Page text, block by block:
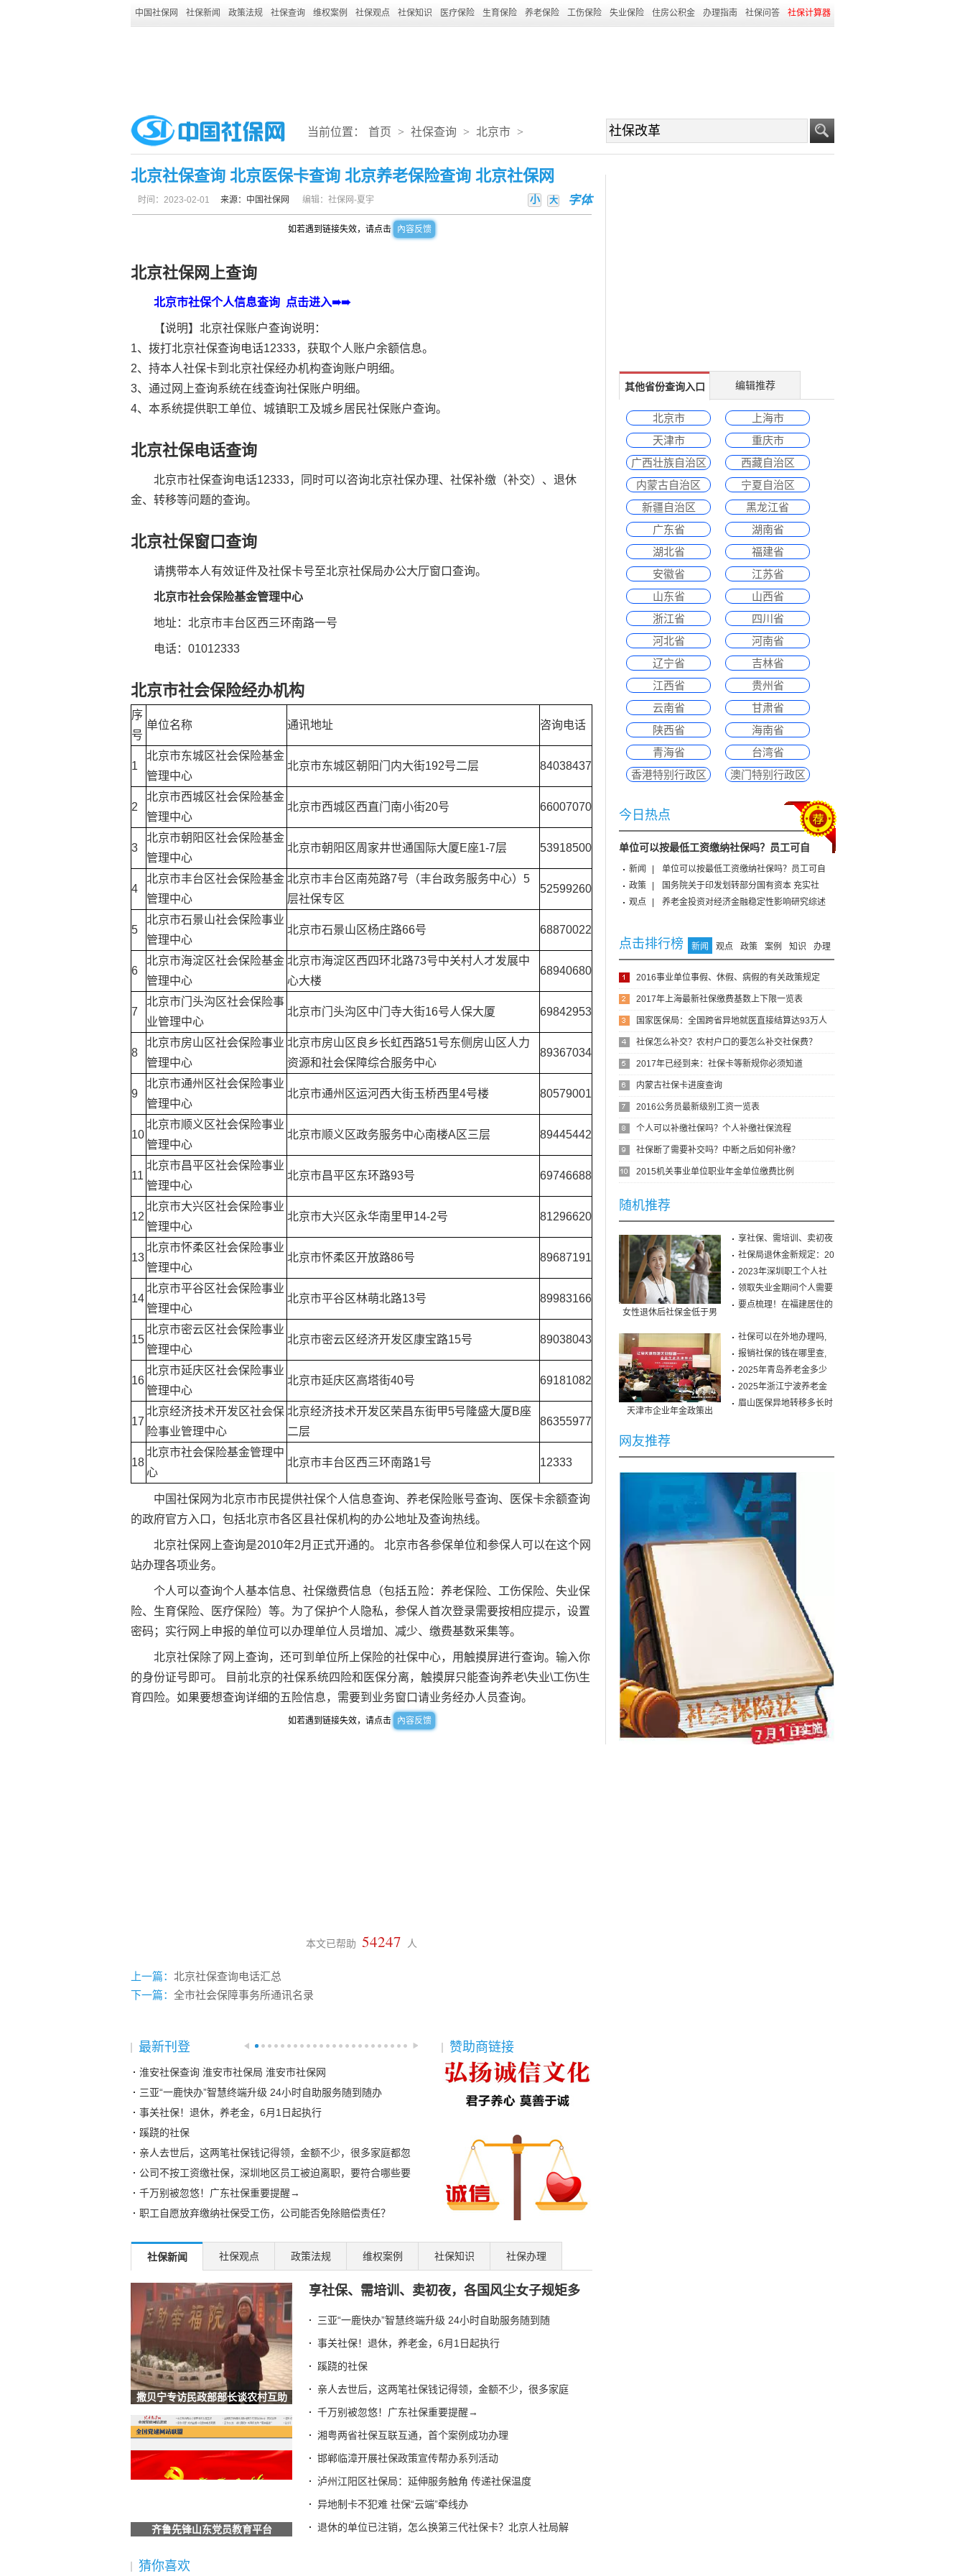
中国社保网 社保新闻 政策法规 社保查询 维权案例 社保观点 社保知识 医疗保险 生育保险 养老保险 工伤保险 失业保险 住房公积金 办理指南 社保问答 社保计算器
当前位置： 首页 > 社保查询 > 北京市 >
北京社保查询 北京医保卡查询 北京养老保险查询 北京社保网
字体
小 大
时间：2023-02-01 来源： 中国社保网 编辑：社保网-夏宇
如若遇到链接失效，请点击 內容反馈
北京社保网上查询
北京市社保个人信息查询 点击进入➠➠
【说明】 北京社保账户查询说明：
1、拨打北京社保查询电话12333，获取个人账户余额信息。
2、持本人社保卡到北京社保经办机构查询账户明细。
3、通过网上查询系统在线查询社保账户明细。
4、本系统提供职工单位、城镇职工及城乡居民社保账户查询。
北京社保电话查询
北京市社保查询电话12333，同时可以咨询北京社保办理、社保补缴（补交）、退休
金、转移等问题的查询。
北京社保窗口查询
请携带本人有效证件及社保卡号至北京社保局办公大厅窗口查询。
北京市社会保险基金管理中心
地址：北京市丰台区西三环南路一号
电话：01012333
北京市社会保险经办机构
序
号
单位名称 通讯地址 咨询电话
1
北京市东城区社会保险基金
管理中心
北京市东城区朝阳门内大街192号二层 84038437
2
北京市西城区社会保险基金
管理中心
北京市西城区西直门南小街20号 66007070
3
北京市朝阳区社会保险基金
管理中心
北京市朝阳区周家井世通国际大厦E座1-7层 53918500
4
北京市丰台区社会保险基金
管理中心
北京市丰台区南苑路7号（丰台政务服务中心）5
层社保专区
52599260
5
北京市石景山社会保险事业
管理中心
北京市石景山区杨庄路66号 68870022
6
北京市海淀区社会保险基金
管理中心
北京市海淀区西四环北路73号中关村人才发展中
心大楼
68940680
7
北京市门头沟区社会保险事
业管理中心
北京市门头沟区中门寺大街16号人保大厦 69842953
8
北京市房山区社会保险事业
管理中心
北京市房山区良乡长虹西路51号东侧房山区人力
资源和社会保障综合服务中心
89367034
9
北京市通州区社会保险事业
管理中心
北京市通州区运河西大街玉桥西里4号楼 80579001
10
北京市顺义区社会保险事业
管理中心
北京市顺义区政务服务中心南楼A区三层 89445442
11
北京市昌平区社会保险事业
管理中心
北京市昌平区东环路93号 69746688
12
北京市大兴区社会保险事业
管理中心
北京市大兴区永华南里甲14-2号 81296620
13
北京市怀柔区社会保险事业
管理中心
北京市怀柔区开放路86号 89687191
14
北京市平谷区社会保险事业
管理中心
北京市平谷区林萌北路13号 89983166
15
北京市密云区社会保险事业
管理中心
北京市密云区经济开发区康宝路15号 89038043
16
北京市延庆区社会保险事业
管理中心
北京市延庆区高塔街40号 69181082
17
北京经济技术开发区社会保
险事业管理中心
北京经济技术开发区荣昌东街甲5号隆盛大厦B座
二层
86355977
18
北京市社会保险基金管理中
心
北京市丰台区西三环南路1号 12333
中国社保网为北京市市民提供社保个人信息查询、 养老保险账号查询、医保卡余额查询
的政府官方入口，包括北京市各区县社保机构的办公地址及查询热线。
北京社保网上查询是2010年2月正式开通的。 北京市各参保单位和参保人可以在这个网
站办理各项业务。
个人可以查询个人基本信息、 社保缴费信息（包括五险： 养老保险、 工伤保险、 失业保
险、 生育保险、 医疗保险）等。为了保护个人隐私，参保人首次登录需要按相应提示，设置
密码；实行网上申报的单位可以办理单位人员增加、减少、缴费基数采集等。
北京社保除了网上查询，还可到单位所上保险的社保中心，用触摸屏进行查询。输入你
的身份证号即可。 目前北京的社保系统四险和医保分离，触摸屏只能查询养老\失业\工伤\生
育四险。如果要想查询详细的五险信息，需要到业务窗口请业务经办人员查询。
如若遇到链接失效，请点击 內容反馈
本文已帮助 54247 人
上一篇： 北京社保查询电话汇总
下一篇： 全市社会保障事务所通讯名录
最新刊登
淮安社保查询 淮安市社保局 淮安市社保网
三亚“一鹿快办”智慧终端升级 24小时自助服务随到随办
事关社保！退休，养老金，6月1日起执行
蹊跷的社保
亲人去世后，这两笔社保钱记得领，金额不少，很多家庭都忽
公司不按工资缴社保，深圳地区员工被迫离职，要符合哪些要
千万别被忽悠！广东社保重要提醒→
职工自愿放弃缴纳社保受工伤，公司能否免除赔偿责任？
湘粤两省社保互联互通，首个案例成功办理
邯郸临漳开展社保政策宣传帮办系列活动
泸州江阳区社保局：延伸服务触角 传递社保温度
异地制卡不犯难 社保“云端”牵线办
退休的单位已注销，怎么换第三代社保卡？北京人社局解答
七台河破冰之举！社保卡+智慧赛事系统解锁冰雪体育数字化新
四川汉源：社保打好服务组合拳 提升重点群体服务质效
湖北荆门：社保“私人定制”服务让民生保障更有温度
安徽六安：叶集区人社局工伤宣传进企业 社保政策暖人心
辽宁：全国首创 沈阳“智慧社保”实现延迟退休政策“指
甘肃酒泉：数字引擎驱动社保经办升级 智慧服务托起民生
海南省社保中心提示：离退休人员需按期完成养老保险待遇资
梁建章建议按孩子数量发钱：每月3000元直至孩子18岁、家长
宜宾三江新区两家单位荣获“全国文明单位”称号
2025“社会保障卡惠享淄博行”消费满减活动启动 全场景扫码
赞助商链接
社保新闻 社保观点 政策法规 维权案例 社保知识 社保办理
撒贝宁专访民政部部长谈农村互助
齐鲁先锋山东党员教育平台
享社保、需培训、卖初夜，各国风尘女子规矩多
三亚“一鹿快办”智慧终端升级 24小时自助服务随到随
事关社保！退休，养老金，6月1日起执行
蹊跷的社保
亲人去世后，这两笔社保钱记得领，金额不少，很多家庭
千万别被忽悠！广东社保重要提醒→
湘粤两省社保互联互通，首个案例成功办理
邯郸临漳开展社保政策宣传帮办系列活动
泸州江阳区社保局：延伸服务触角 传递社保温度
异地制卡不犯难 社保“云端”牵线办
退休的单位已注销，怎么换第三代社保卡？北京人社局解
猜你喜欢
其他省份查询入口 编辑推荐
北京市
上海市
天津市
重庆市
广西壮族自治区
西藏自治区
内蒙古自治区
宁夏自治区
新疆自治区
黑龙江省
广东省
湖南省
湖北省
福建省
安徽省
江苏省
山东省
山西省
浙江省
四川省
河北省
河南省
辽宁省
吉林省
江西省
贵州省
云南省
甘肃省
陕西省
海南省
青海省
台湾省
香港特别行政区
澳门特别行政区
今日热点
单位可以按最低工资缴纳社保吗？员工可自
新闻
单位可以按最低工资缴纳社保吗？员工可自
政策
国务院关于印发划转部分国有资本 充实社
观点
养老金投资对经济金融稳定性影响研究综述
点击排行榜 新闻 观点 政策 案例 知识 办理
2016事业单位事假、休假、病假的有关政策规定
2017年上海最新社保缴费基数上下限一览表
国家医保局：全国跨省异地就医直接结算达93万人
次 社保怎么补交？农村户口的要怎么补交社保费？
2017年已经到来：社保卡等新规你必须知道
内蒙古社保卡进度查询
2016公务员最新级别工资一览表
个人可以补缴社保吗？个人补缴社保流程
社保断了需要补交吗？中断之后如何补缴？
2015机关事业单位职业年金单位缴费比例
随机推荐
女性退休后社保金低于男
社保卡上场 医保卡将逐步
停用
东莞市社会保障12333咨
询服务热线使用简介【
济南社保查询 济南养老保
险查询 济南社保网
贾康：养老金进入全国统
享社保、需培训、卖初夜
社保局退休金新规定：20
2023年深圳职工个人社
保领取失业金期间个人需要
要点梳理！在福建居住的
天津市企业年金政策出
定：正常产假98天
去年农民工创业更容易 看
病负担也减轻了
2019年宿迁工伤保险最新
规定：赔偿范围、标准
社保可以在外地办理吗,
报销社保的钱在哪里查,
2025年青岛养老金多少
钱2025年浙江宁波养老金
认眉山医保异地转移多长时
网友推荐